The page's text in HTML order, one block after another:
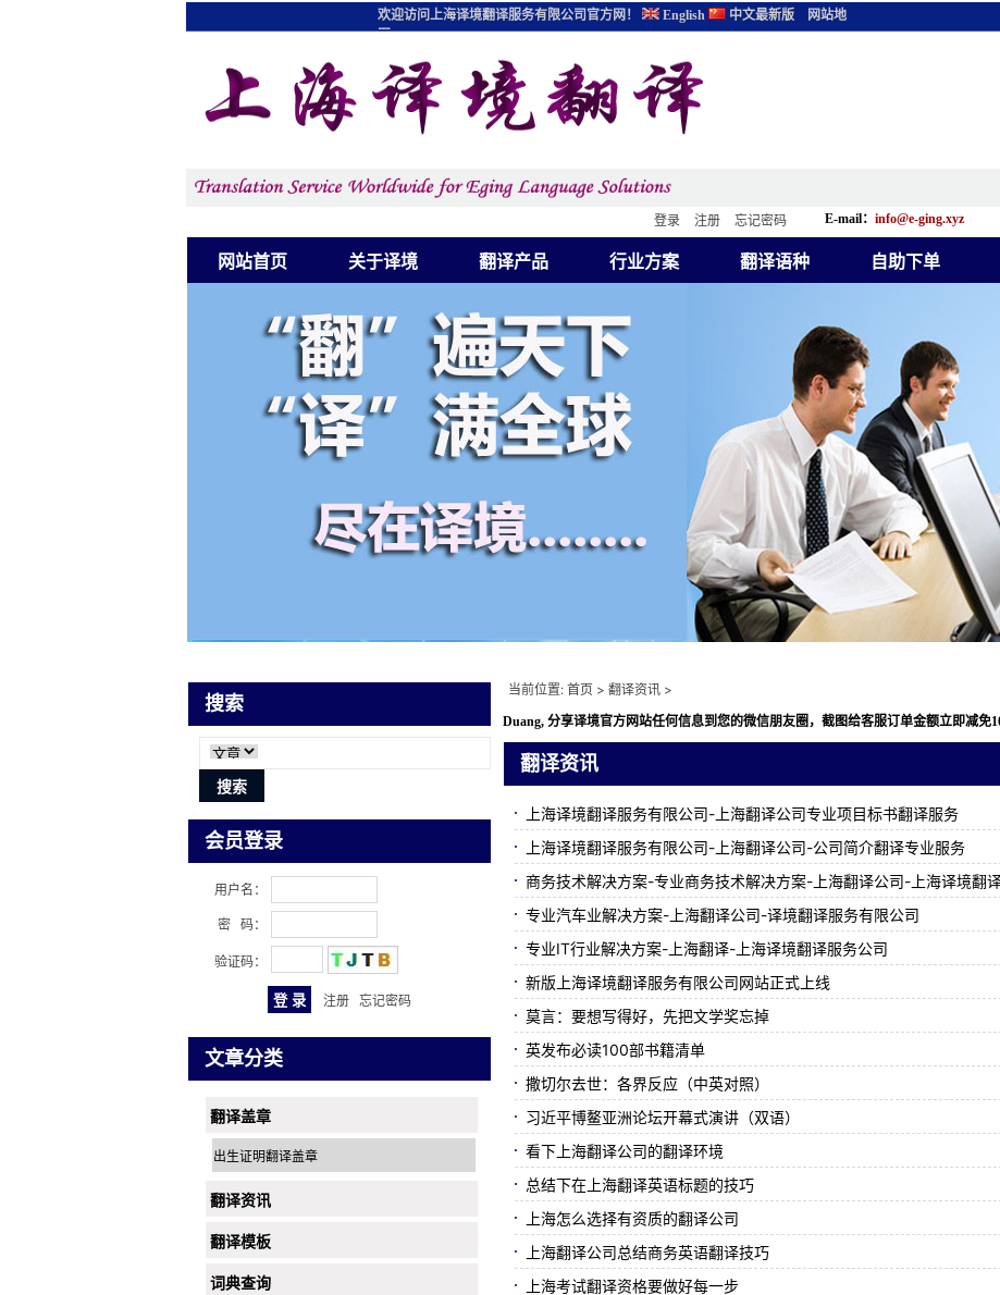
网站首页 关于译境 翻译产品 行业方案 翻译语种 自助下单
登录 注册 忘记密码 E-mail： info@e-ging.xyz
欢迎访问上海译境翻译服务有限公司官方网！ English 中文最新版
网站地
图
搜索
会员登录
用户名：
密 码：
验证码：
注册 忘记密码
文章分类
翻译盖章
出生证明翻译盖章
翻译资讯
翻译模板
词典查询
当前位置: 首页 > 翻译资讯 >
Duang, 分享译境官方网站任何信息到您的微信朋友圈，截图给客服订单金额立即减免
翻译资讯
上海译境翻译服务有限公司-上海翻译公司专业项目标书翻译服务
上海译境翻译服务有限公司-上海翻译公司-公司简介翻译专业服务
商务技术解决方案-专业商务技术解决方案-上海翻译公司-上海译境翻
专业汽车业解决方案-上海翻译公司-译境翻译服务有限公司
专业IT行业解决方案-上海翻译-上海译境翻译服务公司
新版上海译境翻译服务有限公司网站正式上线
莫言：要想写得好，先把文学奖忘掉
英发布必读100部书籍清单
撒切尔去世：各界反应（中英对照）
习近平博鳌亚洲论坛开幕式演讲（双语）
看下上海翻译公司的翻译环境
总结下在上海翻译英语标题的技巧
上海怎么选择有资质的翻译公司
上海翻译公司总结商务英语翻译技巧
上海考试翻译资格要做好每一步